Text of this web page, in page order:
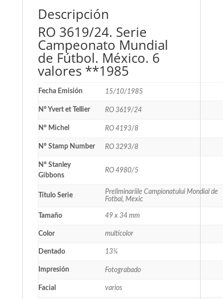
Descripción
RO 3619/24. Serie
Campeonato Mundial
de Fútbol. México. 6
valores **1985
Fecha Emisión 15/10/1985
Nº Yvert et Tellier RO 3619/24
Nº Michel RO 4193/8
Nº Stamp Number RO 3293/8
Nº Stanley
Gibbons
RO 4980/5
Título Serie
Preliminariile Campionatului Mondial de
Fotbal, Mexic
Tamaño 49 x 34 mm
Color multicolor
Dentado 13¼
Impresión Fotograbado
Facial varios